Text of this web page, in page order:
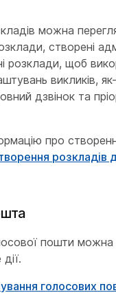
можна
створені
розклади, щоб
викликів,
дзвінок та
про
розкладів
пошти можна
голосових